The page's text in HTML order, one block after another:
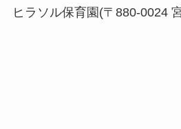
ヒラソル保育園(〒880-0024